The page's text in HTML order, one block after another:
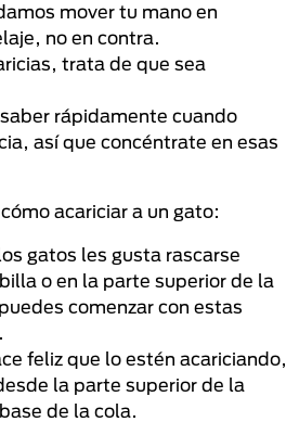
mover tu mano en
no en contra.
trata de que sea
rápidamente cuando
así que concéntrate en esas
acariciar a un gato:
gatos les gusta rascarse
o en la parte superior de la
comenzar con estas
feliz que lo estén acariciando,
la parte superior de la
de la cola.